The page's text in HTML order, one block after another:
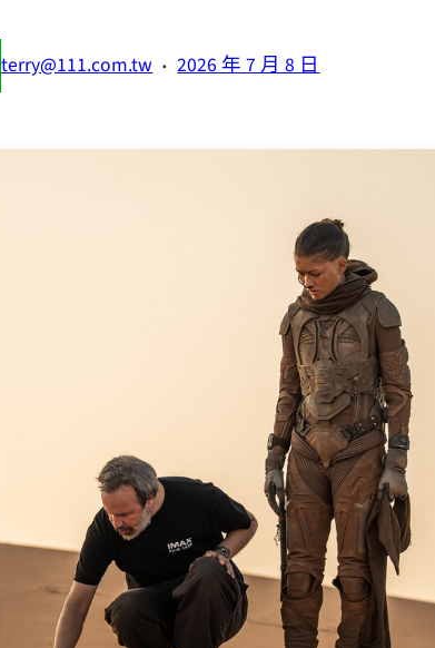
terry@111.com.tw · 2026 年 7 月 8 日